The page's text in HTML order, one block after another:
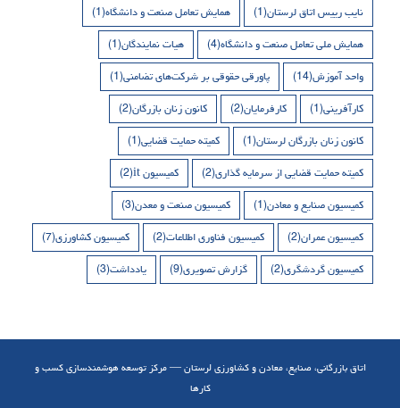
نایب رییس اتاق لرستان(1) همایش تعامل صنعت و دانشگاه(1)
همایش ملی تعامل صنعت و دانشگاه(4) هیات نمایندگان(1)
واحد آموزش(14) پاورقی حقوقی بر شرکت‌های تضامنی(1)
کارآفرینی(1) کارفرمایان(2) کانون زنان بازرگان(2)
کانون زنان بازرگان لرستان(1) کمیته حمایت قضایی(1)
کمیته حمایت قضایی از سرمایه گذاری(2) کمیسیون it (2)
کمیسیون صنایع و معادن(1) کمیسیون صنعت و معدن(3)
کمیسیون عمران(2) کمیسیون فناوری اطلاعات(2) کمیسیون کشاورزی(7)
کمیسیون گردشگری(2) گزارش تصویری(9) یادداشت(3)
اتاق بازرگانی، صنایع، معادن و کشاورزی لرستان — مرکز توسعه هوشمندسازی کسب و
کارها